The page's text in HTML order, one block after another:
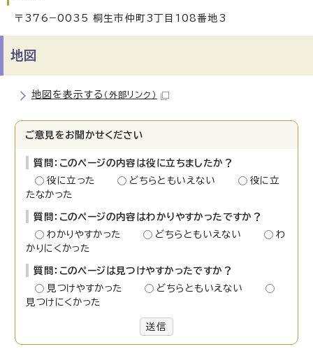
〒376−0035 桐生市仲町3丁目108番地3
地図
地図を表示する （外部リンク）
ご意見をお聞かせください
質問：このページの内容は役に立ちましたか？
役に立った
どちらともいえない
役に立
たなかった
質問：このページの内容はわかりやすかったですか？
わかりやすかった
どちらともいえない
わ
かりにくかった
質問：このページは見つけやすかったですか？
見つけやすかった
どちらともいえない
見つけにくかった
送信